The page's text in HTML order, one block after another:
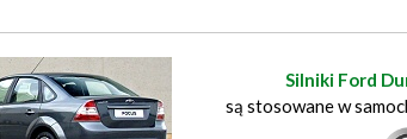
Silniki Ford
są stosowane w